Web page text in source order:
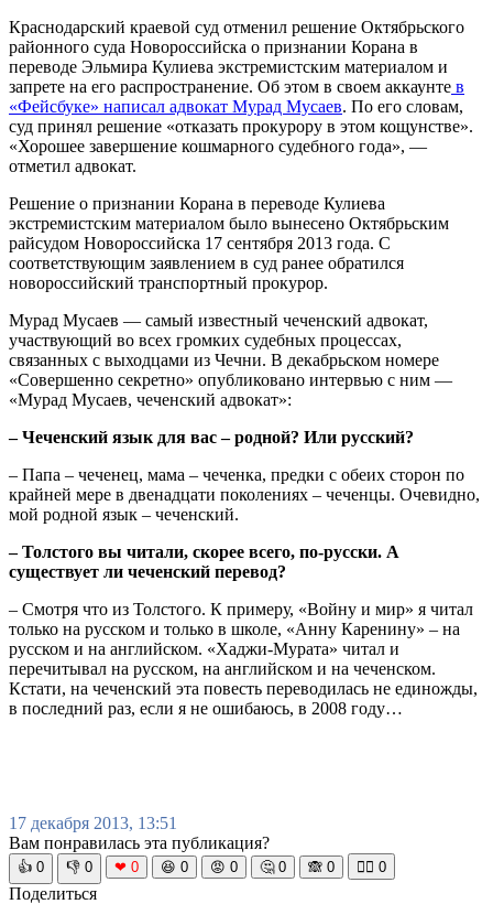
Краснодарский краевой суд отменил решение Октябрьского
районного суда Новороссийска о признании Корана в
переводе Эльмира Кулиева экстремистским материалом и
запрете на его распространение. Об этом в своем аккаунте в
«Фейсбуке» написал адвокат Мурад Мусаев. По его словам,
суд принял решение «отказать прокурору в этом кощунстве».
«Хорошее завершение кошмарного судебного года», —
отметил адвокат.
Решение о признании Корана в переводе Кулиева
экстремистским материалом было вынесено Октябрьским
райсудом Новороссийска 17 сентября 2013 года. С
соответствующим заявлением в суд ранее обратился
новороссийский транспортный прокурор.
Мурад Мусаев — самый известный чеченский адвокат,
участвующий во всех громких судебных процессах,
связанных с выходцами из Чечни. В декабрьском номере
«Совершенно секретно» опубликовано интервью с ним —
«Мурад Мусаев, чеченский адвокат»:
– Чеченский язык для вас – родной? Или русский?
– Папа – чеченец, мама – чеченка, предки с обеих сторон по
крайней мере в двенадцати поколениях – чеченцы. Очевидно,
мой родной язык – чеченский.
– Толстого вы читали, скорее всего, по-русски. А
существует ли чеченский перевод?
– Смотря что из Толстого. К примеру, «Войну и мир» я читал
только на русском и только в школе, «Анну Каренину» – на
русском и на английском. «Хаджи-Мурата» читал и
перечитывал на русском, на английском и на чеченском.
Кстати, на чеченский эта повесть переводилась не единожды,
в последний раз, если я не ошибаюсь, в 2008 году…
17 декабря 2013, 13:51
Вам понравилась эта публикация?
👍 0 👎 0 ❤ 0 😆 0 😡 0 🤔 0 🙈 0 🧘‍♀️ 0
Поделиться